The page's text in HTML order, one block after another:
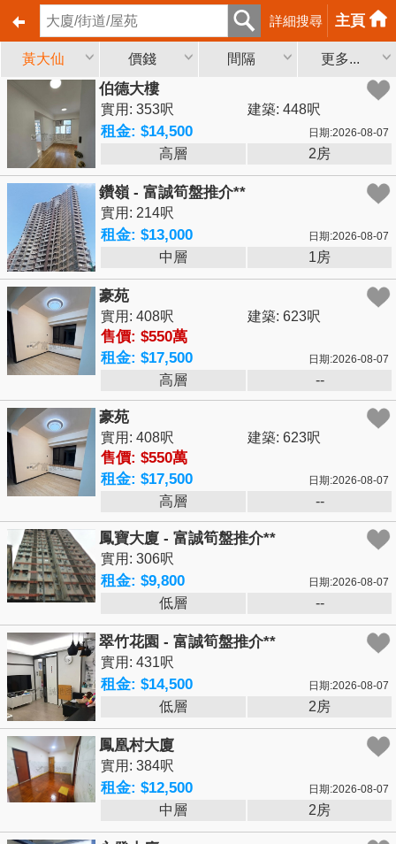
詳細搜尋 主頁
黃大仙 價錢 間隔 更多...
伯德大樓
實用: 353呎 建築: 448呎
租金: $14,500 日期:2026-08-07
高層 2房
鑽嶺 - 富誠筍盤推介**
實用: 214呎
租金: $13,000 日期:2026-08-07
中層 1房
豪苑
實用: 408呎 建築: 623呎
售價: $550萬
租金: $17,500
日期:2026-08-07
高層 --
豪苑
實用: 408呎 建築: 623呎
售價: $550萬
租金: $17,500
日期:2026-08-07
高層 --
鳳寶大廈 - 富誠筍盤推介**
實用: 306呎
租金: $9,800 日期:2026-08-07
低層 --
翠竹花園 - 富誠筍盤推介**
實用: 431呎
租金: $14,500 日期:2026-08-07
低層 2房
鳳凰村大廈
實用: 384呎
租金: $12,500 日期:2026-08-07
中層 2房